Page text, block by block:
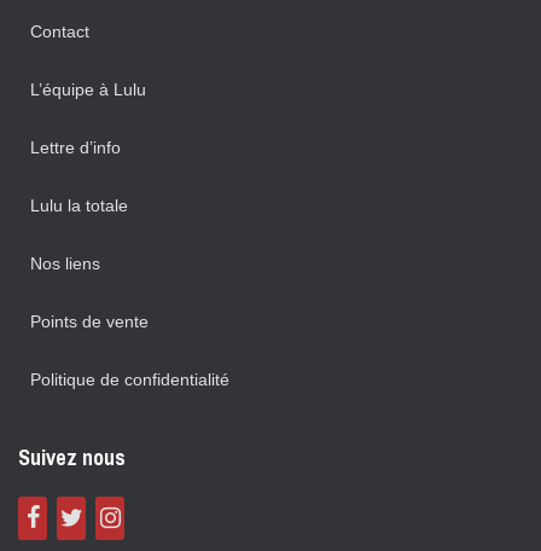
Contact
L’équipe à Lulu
Lettre d’info
Lulu la totale
Nos liens
Points de vente
Politique de confidentialité
Suivez nous